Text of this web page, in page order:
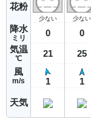
花粉
降水
ミリ
気温
℃
風
m/s
天気
少ない
0
21
1
少ない
0
25
1